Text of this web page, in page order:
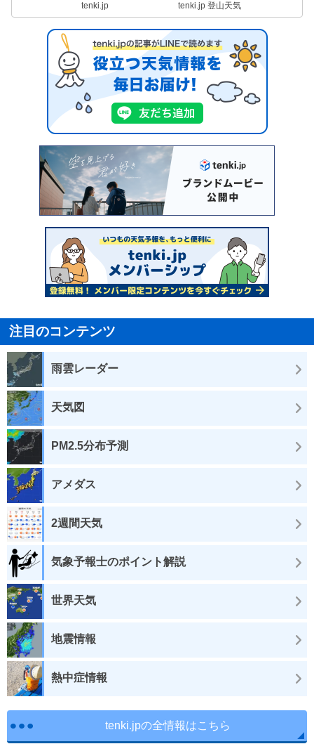
tenki.jp tenki.jp 登山天気
注目のコンテンツ
雨雲レーダー
天気図
PM2.5分布予測
アメダス
2週間天気
気象予報士のポイント解説
世界天気
地震情報
熱中症情報
tenki.jpの全情報はこちら